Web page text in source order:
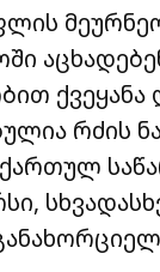
რძის